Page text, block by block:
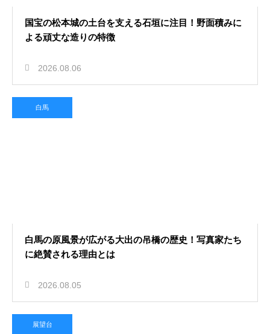
国宝の松本城の土台を支える石垣に注目！野面積みに
よる頑丈な造りの特徴
2026.08.06
白馬
白馬の原風景が広がる大出の吊橋の歴史！写真家たち
に絶賛される理由とは
2026.08.05
展望台